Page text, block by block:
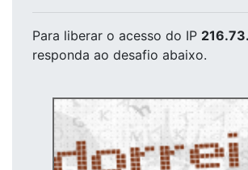
Para liberar o acesso do IP
responda ao desafio abaixo.